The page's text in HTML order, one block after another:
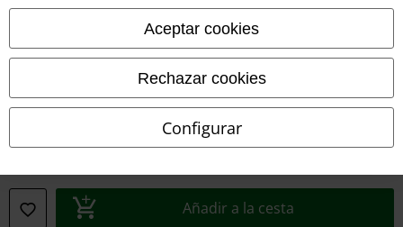
Aceptar cookies
Rechazar cookies
Configurar
Añadir a la cesta
Todos los precios incluyen el IVA pero no losgastos de transporte
© 1986-2026 E.M.P. Merchandising HGmbH
Tiendas EMP online
EMP France